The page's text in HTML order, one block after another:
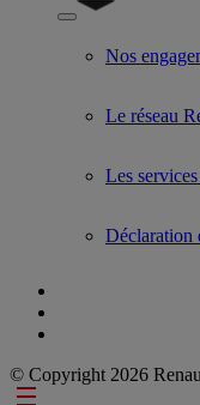
Show submenu for
Nos
Le réseau
Les
Déclaration
© Copyright 2026